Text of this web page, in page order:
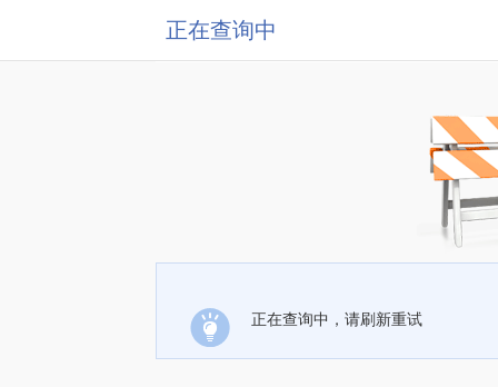
正在查询中
正在查询中，请刷新重试